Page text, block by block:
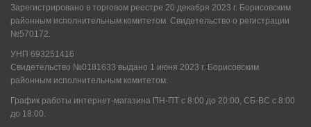
Зарегистрировано в торговом реестре 20 декабря 2023 г. Борисовским
районным исполнительным комитетом. Свидетельство о регистрации
№570172.
УНП 693251416
Свидетельство №0181633 выдано 1 июня 2023 г. Борисовским
районным исполнительным комитетом.
График работы интернет-магазина ПН-ПТ с 8:00 до 20:00, СБ-ВС с 8:00
до 18:00.